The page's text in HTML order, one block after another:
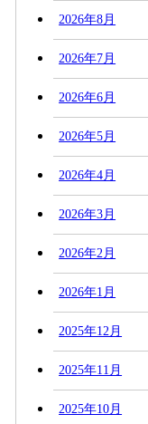
2026年8月
2026年7月
2026年6月
2026年5月
2026年4月
2026年3月
2026年2月
2026年1月
2025年12月
2025年11月
2025年10月